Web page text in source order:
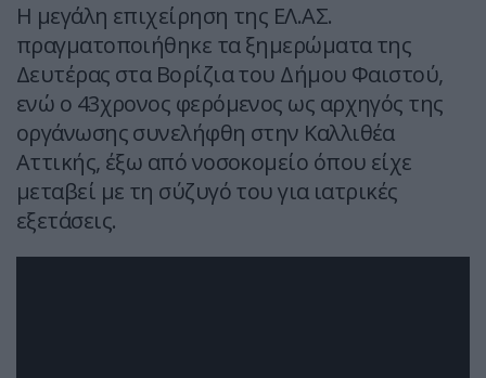
Η μεγάλη επιχείρηση της ΕΛ.ΑΣ.
πραγματοποιήθηκε τα ξημερώματα της
Δευτέρας στα Βορίζια του Δήμου Φαιστού,
ενώ ο 43χρονος φερόμενος ως αρχηγός της
οργάνωσης συνελήφθη στην Καλλιθέα
Αττικής, έξω από νοσοκομείο όπου είχε
μεταβεί με τη σύζυγό του για ιατρικές
εξετάσεις.